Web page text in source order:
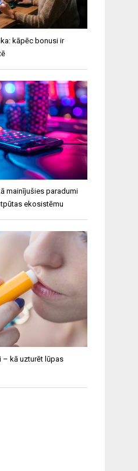
kāpēc bonusi ir
mainījušies paradumi
ekosistēmu
– kā uzturēt lūpas